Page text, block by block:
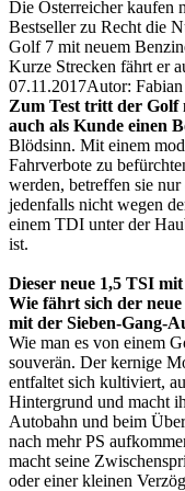
Die Österreicher kaufen
Bestseller zu Recht die
Golf 7 mit neuem
Kurze Strecken fährt er
07.11.2017Autor:
Zum Test tritt der Golf
auch als Kunde einen
Blödsinn. Mit einem
Fahrverbote zu
werden, betreffen sie
jedenfalls nicht wegen
einem TDI unter der
ist.
Dieser neue 1,5 TSI
Wie fährt sich der
mit der Sieben-Gang-
Wie man es von einem
souverän. Der kernige
entfaltet sich kultiviert,
Hintergrund und macht
Autobahn und beim
nach mehr PS
macht seine
oder einer kleinen